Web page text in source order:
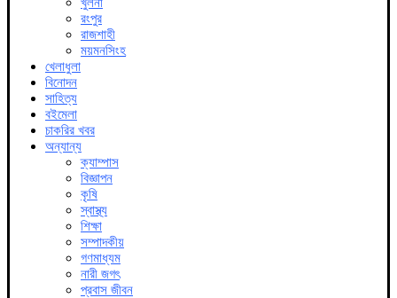
রংপুর
রাজশাহী
ময়মনসিংহ
খেলাধুলা
বিনোদন
সাহিত্য
বইমেলা
চাকরির খবর
অন্যান্য
ক্যাম্পাস
বিজ্ঞাপন
কৃষি
স্বাস্থ্য
শিক্ষা
সম্পাদকীয়
গণমাধ্যম
নারী জগৎ
প্রবাস জীবন